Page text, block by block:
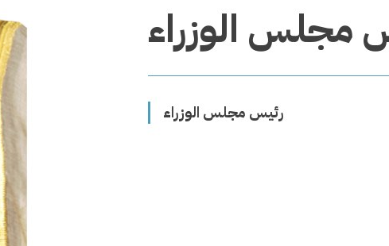
مجلس الوزراء
رئيس مجلس الوزراء